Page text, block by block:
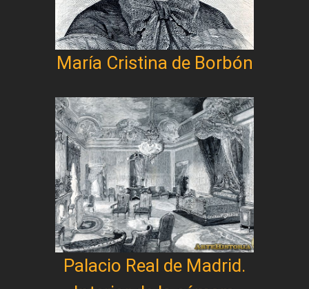
María Cristina de Borbón
Palacio Real de Madrid.